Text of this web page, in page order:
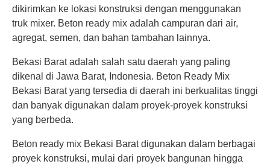
dikirimkan ke lokasi konstruksi dengan menggunakan
truk mixer. Beton ready mix adalah campuran dari air,
agregat, semen, dan bahan tambahan lainnya.
Bekasi Barat adalah salah satu daerah yang paling
dikenal di Jawa Barat, Indonesia. Beton Ready Mix
Bekasi Barat yang tersedia di daerah ini berkualitas tinggi
dan banyak digunakan dalam proyek-proyek konstruksi
yang berbeda.
Beton ready mix Bekasi Barat digunakan dalam berbagai
proyek konstruksi, mulai dari proyek bangunan hingga